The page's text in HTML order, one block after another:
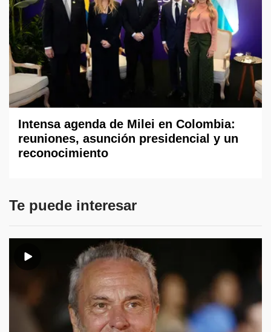
Intensa agenda de Milei en Colombia:
reuniones, asunción presidencial y un
reconocimiento
Te puede interesar